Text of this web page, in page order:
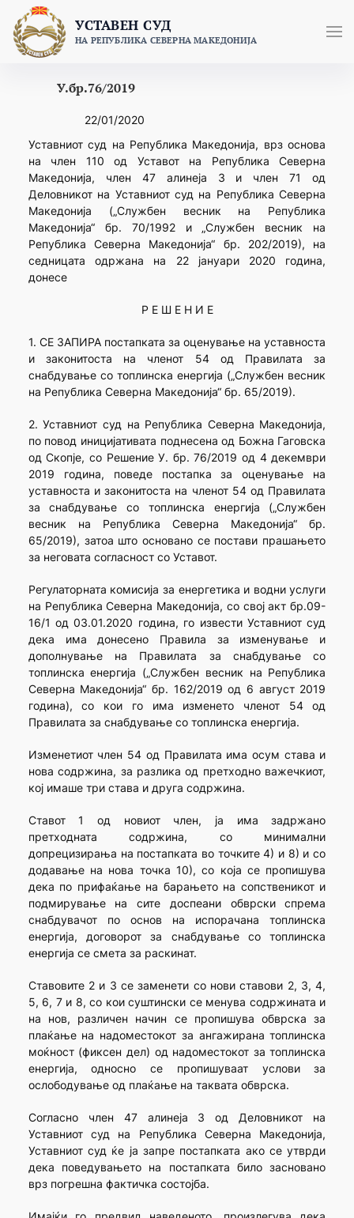
content
УСТАВЕН СУД
НА РЕПУБЛИКА СЕВЕРНА МАКЕДОНИЈА
У.бр.76/2019
22/01/2020
Уставниот суд на Република Македонија, врз основа
на член 110 од Уставот на Република Северна
Македонија, член 47 алинеја 3 и член 71 од
Деловникот на Уставниот суд на Република Северна
Македонија („Службен весник на Република
Македонија“ бр. 70/1992 и „Службен весник на
Република Северна Македонија“ бр. 202/2019), на
седницата одржана на 22 јануари 2020 година,
донесе
Р Е Ш Е Н И Е
1. СЕ ЗАПИРА постапката за оценување на уставноста
и законитоста на членот 54 од Правилата за
снабдување со топлинска енергија („Службен весник
на Република Северна Македонија“ бр. 65/2019).
2. Уставниот суд на Република Северна Македонија,
по повод иницијативата поднесена од Божна Гаговска
од Скопје, со Решение У. бр. 76/2019 од 4 декември
2019 година, поведе постапка за оценување на
уставноста и законитоста на членот 54 од Правилата
за снабдување со топлинска енергија („Службен
весник на Република Северна Македонија“ бр.
65/2019), затоа што основано се постави прашањето
за неговата согласност со Уставот.
Регулаторната комисија за енергетика и водни услуги
на Република Северна Македонија, со свој акт бр.09-
16/1 од 03.01.2020 година, го извести Уставниот суд
дека има донесено Правила за изменување и
дополнување на Правилата за снабдување со
топлинска енергија („Службен весник на Република
Северна Македонија“ бр. 162/2019 од 6 август 2019
година), со кои го има изменето членот 54 од
Правилата за снабдување со топлинска енергија.
Изменетиот член 54 од Правилата има осум става и
нова содржина, за разлика од претходно важечкиот,
кој имаше три става и друга содржина.
Ставот 1 од новиот член, ја има задржано
претходната содржина, со минимални
допрецизирања на постапката во точките 4) и 8) и со
додавање на нова точка 10), со која се пропишува
дека по прифаќање на барањето на сопственикот и
подмирување на сите доспеани обврски спрема
снабдувачот по основ на испорачана топлинска
енергија, договорот за снабдување со топлинска
енергија се смета за раскинат.
Ставовите 2 и 3 се заменети со нови ставови 2, 3, 4,
5, 6, 7 и 8, со кои суштински се менува содржината и
на нов, различен начин се пропишува обврска за
плаќање на надоместокот за ангажирана топлинска
моќност (фиксен дел) од надоместокот за топлинска
енергија, односно се пропишуваат услови за
ослободување од плаќање на таквата обврска.
Согласно член 47 алинеја 3 од Деловникот на
Уставниот суд на Република Северна Македонија,
Уставниот суд ќе ја запре постапката ако се утврди
дека поведувањето на постапката било засновано
врз погрешна фактичка состојба.